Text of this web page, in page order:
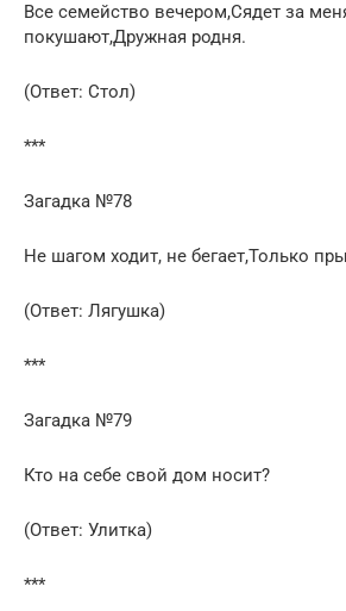
Все семейство вечером,Сядет за
покушают,Дружная родня.
(Ответ: Стол)
***
Загадка №78
Не шагом ходит, не бегает,Только
(Ответ: Лягушка)
***
Загадка №79
Кто на себе свой дом носит?
(Ответ: Улитка)
***